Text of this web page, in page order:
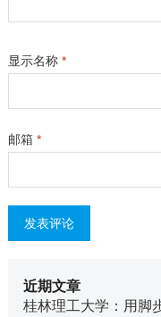
显示名称 *
邮箱 *
近期文章
桂林理工大学：用脚